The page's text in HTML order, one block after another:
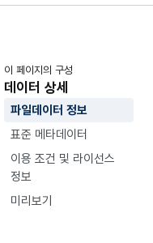
이 페이지의 구성
데이터 상세
파일데이터 정보
표준 메타데이터
이용 조건 및 라이선스
정보
미리보기